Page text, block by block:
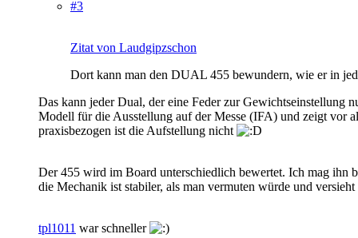
#3
Zitat von Laudgipzschon
Dort kann man den DUAL 455 bewundern, wie er in
Das kann jeder Dual, der eine Feder zur Gewichtseinstellung
Modell für die Ausstellung auf der Messe (IFA) und zeigt vor
praxisbezogen ist die Aufstellung nicht
Der 455 wird im Board unterschiedlich bewertet. Ich mag ihn
die Mechanik ist stabiler, als man vermuten würde und
tpl1011 war schneller